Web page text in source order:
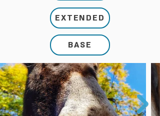
EXTENDED
BASE